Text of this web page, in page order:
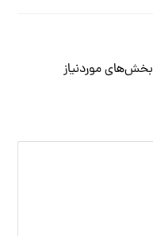
بخش‌های موردنیاز